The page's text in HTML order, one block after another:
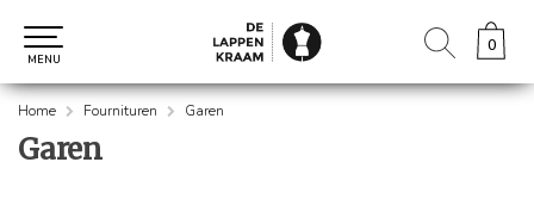
0
0
MENU
Home Fournituren Garen
Garen